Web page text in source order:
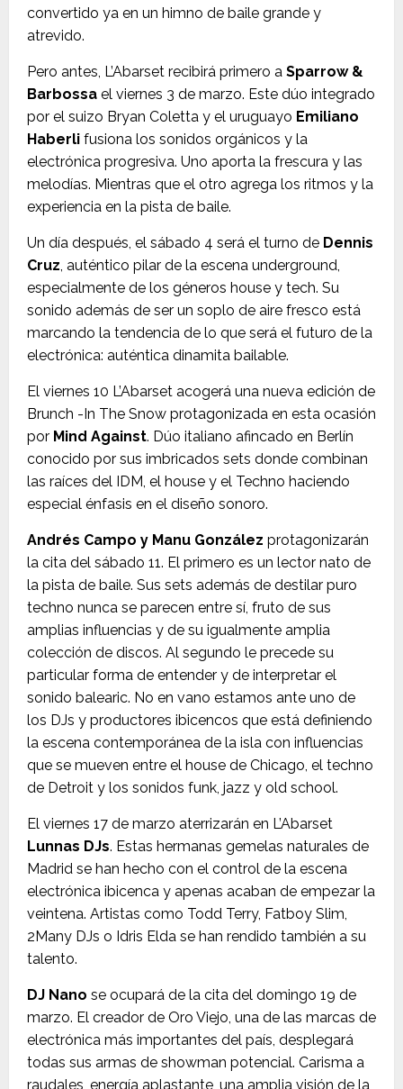
convertido ya en un himno de baile grande y
atrevido.
Pero antes, L’Abarset recibirá primero a Sparrow &
Barbossa el viernes 3 de marzo. Este dúo integrado
por el suizo Bryan Coletta y el uruguayo Emiliano
Haberli fusiona los sonidos orgánicos y la
electrónica progresiva. Uno aporta la frescura y las
melodías. Mientras que el otro agrega los ritmos y la
experiencia en la pista de baile.
Un día después, el sábado 4 será el turno de Dennis
Cruz, auténtico pilar de la escena underground,
especialmente de los géneros house y tech. Su
sonido además de ser un soplo de aire fresco está
marcando la tendencia de lo que será el futuro de la
electrónica: auténtica dinamita bailable.
El viernes 10 L’Abarset acogerá una nueva edición de
Brunch -In The Snow protagonizada en esta ocasión
por Mind Against. Dúo italiano afincado en Berlín
conocido por sus imbricados sets donde combinan
las raíces del IDM, el house y el Techno haciendo
especial énfasis en el diseño sonoro.
Andrés Campo y Manu González protagonizarán
la cita del sábado 11. El primero es un lector nato de
la pista de baile. Sus sets además de destilar puro
techno nunca se parecen entre sí, fruto de sus
amplias influencias y de su igualmente amplia
colección de discos. Al segundo le precede su
particular forma de entender y de interpretar el
sonido balearic. No en vano estamos ante uno de
los DJs y productores ibicencos que está definiendo
la escena contemporánea de la isla con influencias
que se mueven entre el house de Chicago, el techno
de Detroit y los sonidos funk, jazz y old school.
El viernes 17 de marzo aterrizarán en L’Abarset
Lunnas DJs. Estas hermanas gemelas naturales de
Madrid se han hecho con el control de la escena
electrónica ibicenca y apenas acaban de empezar la
veintena. Artistas como Todd Terry, Fatboy Slim,
2Many DJs o Idris Elda se han rendido también a su
talento.
DJ Nano se ocupará de la cita del domingo 19 de
marzo. El creador de Oro Viejo, una de las marcas de
electrónica más importantes del país, desplegará
todas sus armas de showman potencial. Carisma a
raudales, energía aplastante, una amplia visión de la